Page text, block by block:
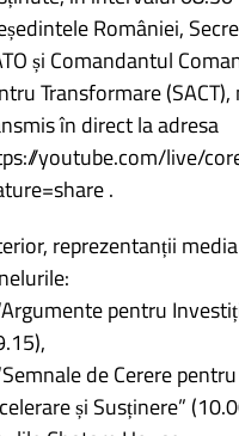
României,
și Comandantul
Transformare
în direct la adresa
youtube.com/live/
.
reprezentanții
pentru
de Cerere
și Susținere”